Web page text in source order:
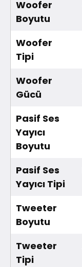
Woofer
Boyutu
Woofer
Tipi
Woofer
Gücü
Pasif Ses
Yayıcı
Boyutu
Pasif Ses
Yayıcı Tipi
Tweeter
Boyutu
Tweeter
Tipi